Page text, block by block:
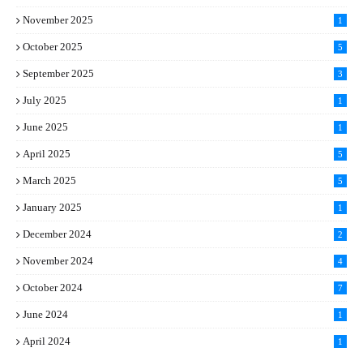
November 2025 1
October 2025 5
September 2025 3
July 2025 1
June 2025 1
April 2025 5
March 2025 5
January 2025 1
December 2024 2
November 2024 4
October 2024 7
June 2024 1
April 2024 1